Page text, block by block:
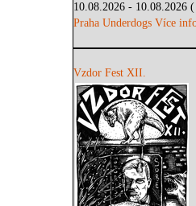
10.08.2026 - 10.08.2026
Praha Underdogs Více
Vzdor Fest XII.